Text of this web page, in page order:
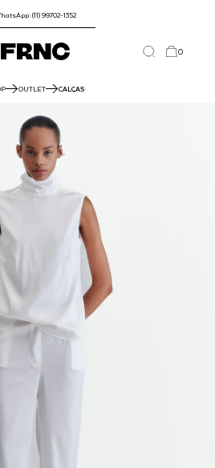
(11) 99702-1352
0
OUTLET CALÇAS